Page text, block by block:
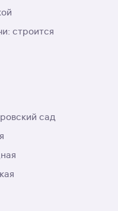
строится
сад